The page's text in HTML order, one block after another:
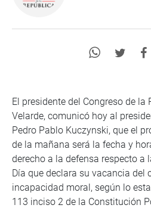
El presidente del Congreso de la
Velarde, comunicó hoy al
Pedro Pablo Kuczynski, que el
de la mañana será la fecha y
derecho a la defensa respecto a
Día que declara su vacancia del
incapacidad moral, según lo
113 inciso 2 de la Constitución